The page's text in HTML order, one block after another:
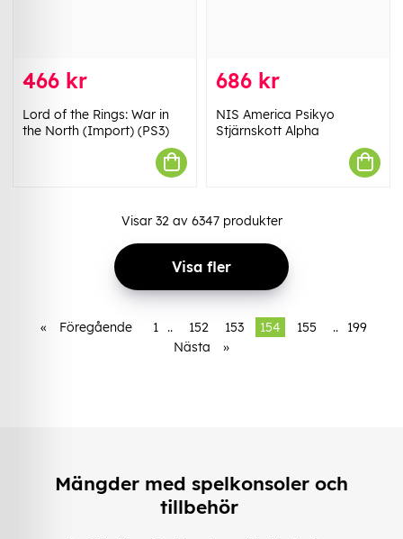
466 kr
Lord of the Rings: War in
the North (Import) (PS3)
686 kr
NIS America Psikyo
Stjärnskott Alpha
Visar 32av 6347produkter
Visa fler
« Föregående 1 .. 152 153 154 155 ..
199
Nästa
»
Mängder med spelkonsoler och
tillbehör